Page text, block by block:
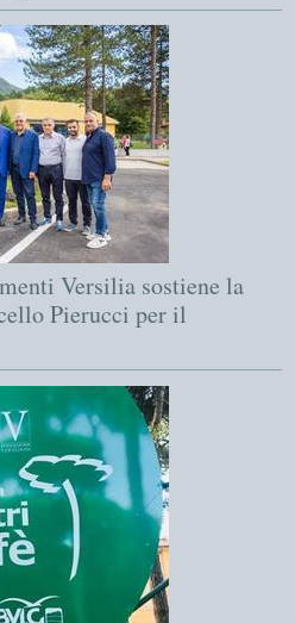
Versilia sostiene la
Pierucci per il